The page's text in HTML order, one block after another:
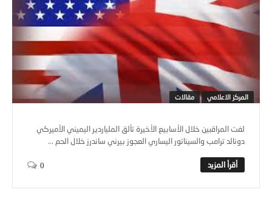
المركز الاعلامي مقالات
لفت المراقبين خلال الأسابيع الأخيرة تألق الملياردير اليميني الأميركي
دونالد ترامب والسيناتور اليساري العجوز بيرني ساندرز خلال الحم ...
0